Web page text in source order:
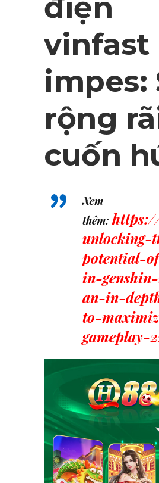
điện
vinfast
impes:
rộng
cuốn
Xem
thêm:
unlocking-
potential-
in-
an-in-
to-
gameplay-